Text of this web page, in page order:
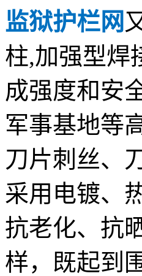
监狱护栏网
柱,加强型焊
成强度和安
军事基地等
刀片刺丝、
采用电镀、
抗老化、抗
样，既起到